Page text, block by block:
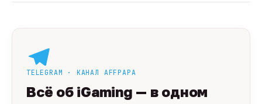
TELEGRAM · КАНАЛ AFFPAPA
Всё об iGaming — в одном